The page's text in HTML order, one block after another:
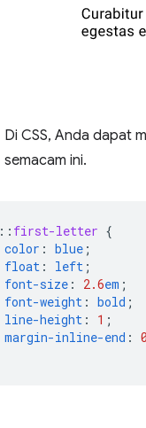
Di CSS, Anda dapat
semacam ini.
:: first-letter {
color : blue ;
float : left ;
font-size : 2.6em ;
font-weight : bold ;
line-height : 1 ;
margin-inline-end :